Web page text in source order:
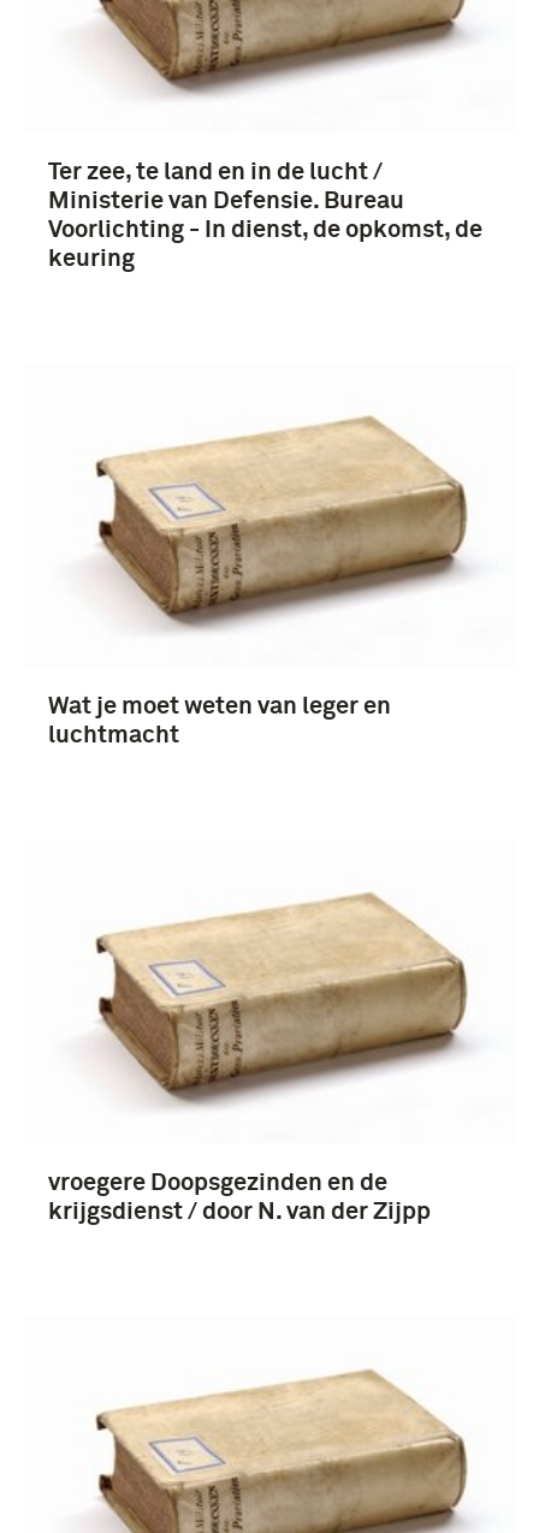
Ter zee, te land en in de lucht /
Ministerie van Defensie. Bureau
Voorlichting - In dienst, de opkomst, de
keuring
Wat je moet weten van leger en
luchtmacht
vroegere Doopsgezinden en de
krijgsdienst / door N. van der Zijpp